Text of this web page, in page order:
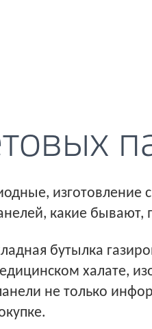
какие
бутылка
халате,
не только